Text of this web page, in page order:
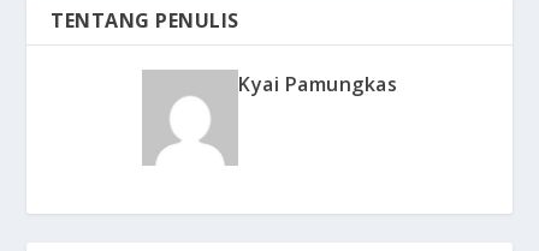
TENTANG PENULIS
Kyai Pamungkas